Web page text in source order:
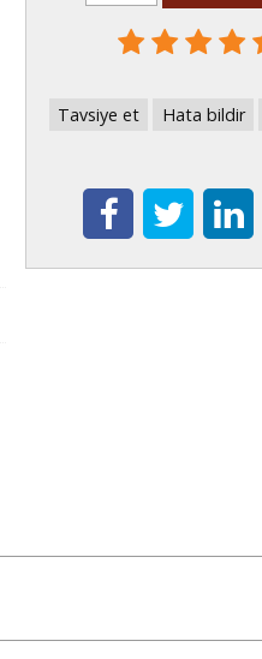
Tavsiye et Hata bildir